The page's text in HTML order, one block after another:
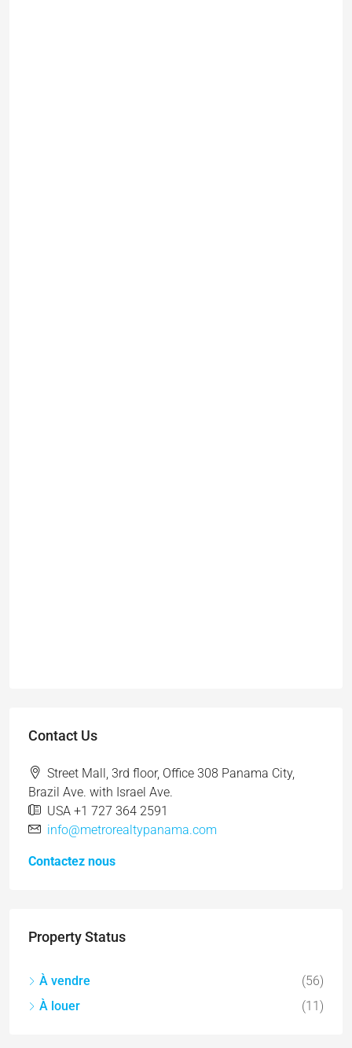
Contact Us
Street Mall, 3rd floor, Office 308 Panama City,
Brazil Ave. with Israel Ave.
USA +1 727 364 2591
info@metrorealtypanama.com
Contactez nous
Property Status
À vendre
(56)
À louer
(11)